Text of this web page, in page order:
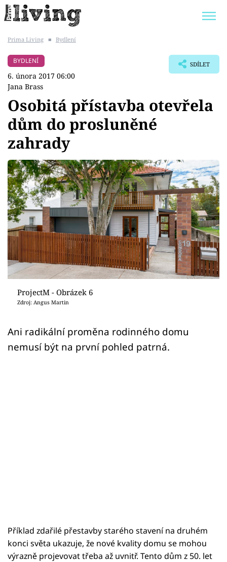
BYDLENÍ SLAVNÝCH
Témata
Bydlení
Zahrada
Design
Sledujte prima+
Přihlášení
Sledujte nás
Prima Living ■ Bydlení
BYDLENÍ
6. února 2017 06:00
Jana Brass
SDÍLET
Osobitá přístavba otevřela
dům do prosluněné
zahrady
ProjectM - Obrázek 6
Zdroj: Angus Martin
Ani radikální proměna rodinného domu
nemusí být na první pohled patrná.
Příklad zdařilé přestavby starého stavení na druhém
konci světa ukazuje, že nové kvality domu se mohou
výrazně projevovat třeba až uvnitř. Tento dům z 50. let